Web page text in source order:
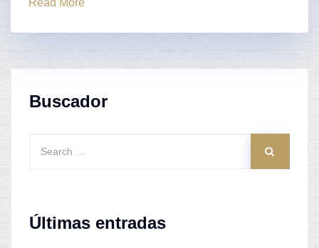
Read More
Buscador
Últimas entradas